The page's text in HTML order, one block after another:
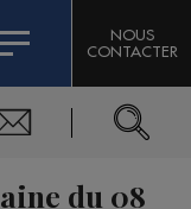
NOUS
CONTACTER
du 08